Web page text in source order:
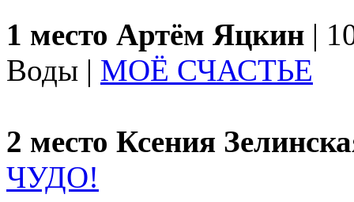
1 место Артём Яцкин |
Воды | МОЁ СЧАСТЬЕ
2 место Ксения
ЧУДО!